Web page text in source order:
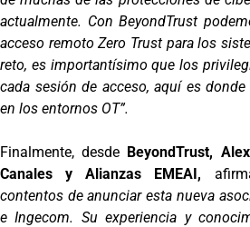
actualmente. Con BeyondTrust
acceso remoto Zero Trust para los
reto, es importantísimo que los
cada sesión de acceso, aquí es
en los entornos OT”.
Finalmente, desde BeyondTrust,
Canales y Alianzas EMEAI,
contentos de anunciar esta nueva
e Ingecom. Su experiencia y